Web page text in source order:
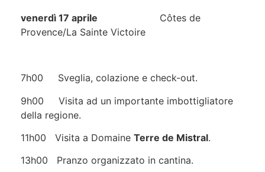
venerdì 17 aprile Côtes de
Provence/La Sainte Victoire
7h00 Sveglia, colazione e check-out.
9h00 Visita ad un importante imbottigliatore
della regione.
11h00 Visita a Domaine Terre de Mistral.
13h00 Pranzo organizzato in cantina.